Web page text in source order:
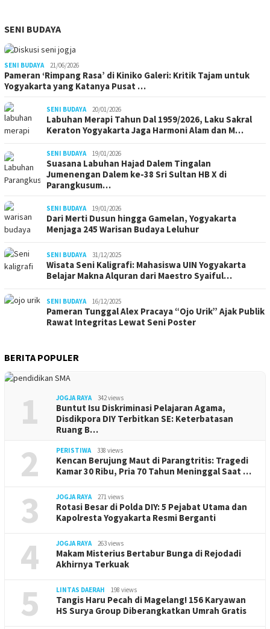
SENI BUDAYA
SENI BUDAYA 21/06/2026
Pameran ‘Rimpang Rasa’ di Kiniko Galeri: Kritik Tajam untuk
Yogyakarta yang Katanya Pusat …
SENI BUDAYA 20/01/2026
Labuhan Merapi Tahun Dal 1959/2026, Laku Sakral
Keraton Yogyakarta Jaga Harmoni Alam dan M…
SENI BUDAYA 19/01/2026
Suasana Labuhan Hajad Dalem Tingalan
Jumenengan Dalem ke-38 Sri Sultan HB X di
Parangkusum…
SENI BUDAYA 19/01/2026
Dari Merti Dusun hingga Gamelan, Yogyakarta
Menjaga 245 Warisan Budaya Leluhur
SENI BUDAYA 31/12/2025
Wisata Seni Kaligrafi: Mahasiswa UIN Yogyakarta
Belajar Makna Alquran dari Maestro Syaiful…
SENI BUDAYA 16/12/2025
Pameran Tunggal Alex Pracaya “Ojo Urik” Ajak Publik
Rawat Integritas Lewat Seni Poster
BERITA POPULER
1 JOGJA RAYA 342 views
Buntut Isu Diskriminasi Pelajaran Agama,
Disdikpora DIY Terbitkan SE: Keterbatasan
Ruang B…
2 PERISTIWA 338 views
Kencan Berujung Maut di Parangtritis: Tragedi
Kamar 30 Ribu, Pria 70 Tahun Meninggal Saat …
3 JOGJA RAYA 271 views
Rotasi Besar di Polda DIY: 5 Pejabat Utama dan
Kapolresta Yogyakarta Resmi Berganti
4 JOGJA RAYA 263 views
Makam Misterius Bertabur Bunga di Rejodadi
Akhirnya Terkuak
5 LINTAS DAERAH 198 views
Tangis Haru Pecah di Magelang! 156 Karyawan
HS Surya Group Diberangkatkan Umrah Gratis